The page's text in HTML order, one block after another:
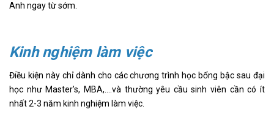
Anh ngay từ sớm.
Kinh nghiệm làm việc
Điều kiện này chỉ dành cho các chương trình học bổng bậc sau đại
học như Master’s, MBA,….và thường yêu cầu sinh viên cần có ít
nhất 2-3 năm kinh nghiệm làm việc.